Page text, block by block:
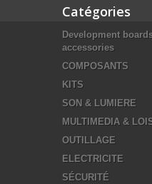
Catégories
Development
accessories
COMPOSANTS
KITS
SON & LUMIERE
MULTIMEDIA &
OUTILLAGE
ELECTRICITE
SÉCURITÉ